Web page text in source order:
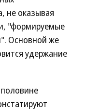
не оказывая
"формируемые
Основной же
удержание